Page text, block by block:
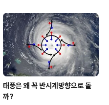
태풍은 왜 꼭 반시계방향으로 돌
까?